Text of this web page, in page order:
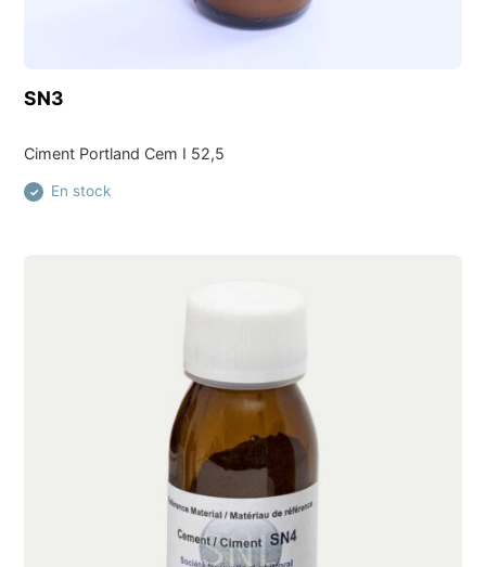
SN3
Ciment Portland Cem I 52,5
✓ En stock